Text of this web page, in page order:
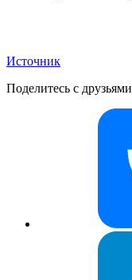
Источник
Поделитесь с друзьями